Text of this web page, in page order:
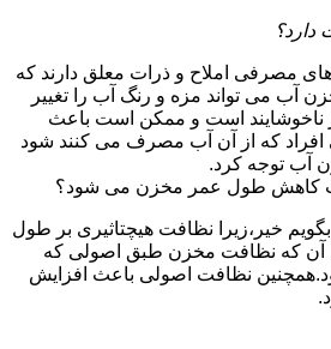
دارد؟
مصرفی املاح و ذرات معلق دارند که
آب می تواند مزه و رنگ آب را تغییر
ناخوشایند است و ممکن است باعث
که از آن آب مصرف می کنند شود
آب توجه کرد.
کاهش طول عمر مخزن می شود؟
خیر،زیرا نظافت هیچتاثیری بر طول
آن که نظافت مخزن طبق اصولی که
نظافت اصولی باعث افزایش